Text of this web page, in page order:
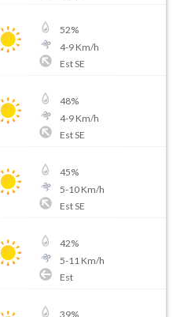
52%
4-9Km/h
Est SE
48%
4-9Km/h
Est SE
45%
5-10Km/h
Est SE
42%
5-11 Km/h
Est
39%